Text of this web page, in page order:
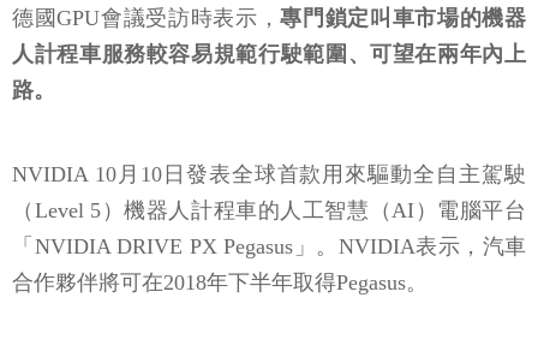
德國GPU會議受訪時表示，專門鎖定叫車市場的機器
人計程車服務較容易規範行駛範圍、可望在兩年內上
路。
NVIDIA 10月10日發表全球首款用來驅動全自主駕駛
（Level 5）機器人計程車的人工智慧（AI）電腦平台
「NVIDIA DRIVE PX Pegasus」。NVIDIA表示，汽車
合作夥伴將可在2018年下半年取得Pegasus。